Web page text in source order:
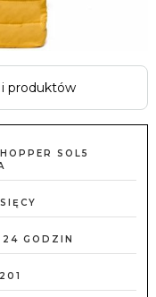
produktów
SOL5
24 GODZIN